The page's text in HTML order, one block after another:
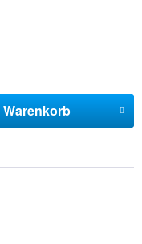
Warenkorb